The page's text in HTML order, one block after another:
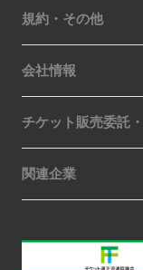
規約・その他
会社情報
チケット販売委託
関連企業